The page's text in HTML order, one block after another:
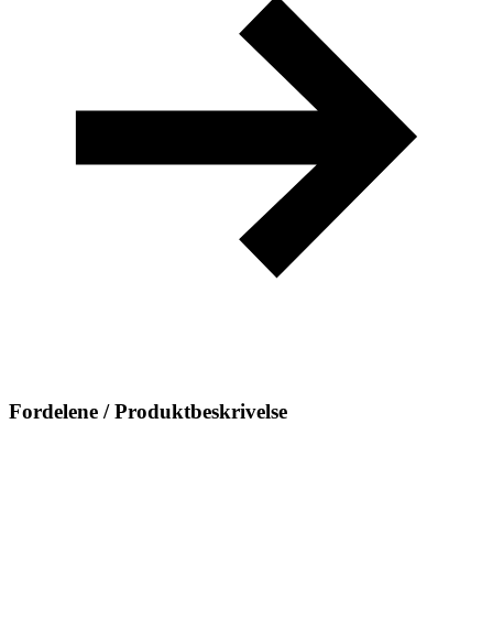
Fordelene / Produktbeskrivelse